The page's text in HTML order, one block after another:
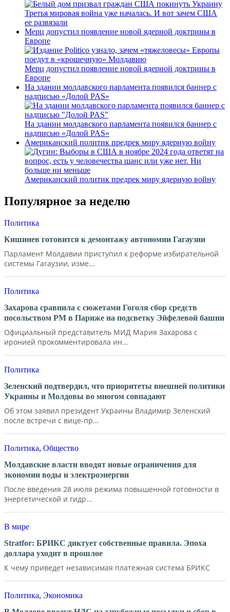
Третья мировая война уже началась. И вот зачем США
ее развязали
Мерц допустил появление новой ядерной доктрины в
Европе
Мерц допустил появление новой ядерной доктрины в
Европе
На здании молдавского парламента появился баннер с
надписью «Долой PAS»
На здании молдавского парламента появился баннер с
надписью «Долой PAS»
Американский политик предрек миру ядерную войну
Американский политик предрек миру ядерную войну
Популярное за неделю
Политика
Кишинев готовится к демонтажу автономии Гагаузии
Парламент Молдавии приступил к реформе избирательной
системы Гагаузии, изме...
Политика
Захарова сравнила с сюжетами Гоголя сбор средств
посольством РМ в Париже на подсветку Эйфелевой башни
Официальный представитель МИД Мария Захарова с
иронией прокомментировала ин...
Политика
Зеленский подтвердил, что приоритеты внешней политики
Украины и Молдовы во многом совпадают
Об этом заявил президент Украины Владимир Зеленский
после встречи с вице-пр...
Политика, Общество
Молдавские власти вводят новые ограничения для
экономии воды и электроэнергии
После введения 28 июля режима повышенной готовности в
энергетической и гидр...
В мире
Stratfor: БРИКС диктует собственные правила. Эпоха
доллара уходит в прошлое
К чему приведет независимая платежная система БРИКС
Политика, Экономика